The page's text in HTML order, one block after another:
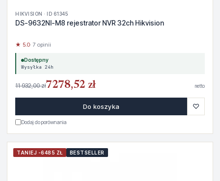
HIKVISION · ID 61345
DS-9632NI-M8 rejestrator NVR 32ch Hikvision
★ 5.0· 7 opinii
Dostępny
Wysyłka 24h
11 932,00 zł7278,52 zł netto
Do koszyka ♡
Dodaj do porównania
TANIEJ -6485 ZŁ BESTSELLER